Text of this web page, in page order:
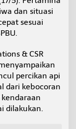
dan situasi
sesuai
& CSR
percikan api
dari kebocoran
dilakukan.